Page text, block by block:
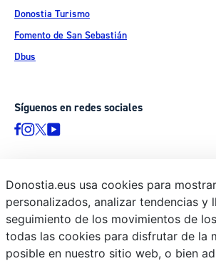
Donostia Turismo
Fomento de San Sebastián
Dbus
Síguenos en redes sociales
© Donostiako Udala - Ayuntamiento de
Ijentea 1, 20003 Donostia / San Sebastián
Aviso legal
Política de privacidad
Donostia.eus usa cookies para
personalizados, analizar tendencias y
seguimiento de los movimientos de
todas las cookies para disfrutar de la
posible en nuestro sitio web, o bien